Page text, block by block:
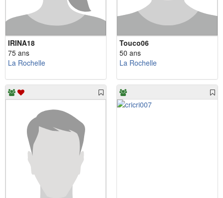
IRINA18
75 ans
La Rochelle
Touco06
50 ans
La Rochelle